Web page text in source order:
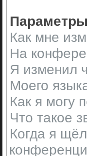
Как мне
На
Я изменил
Моего
Как я могу
Что такое
Когда я